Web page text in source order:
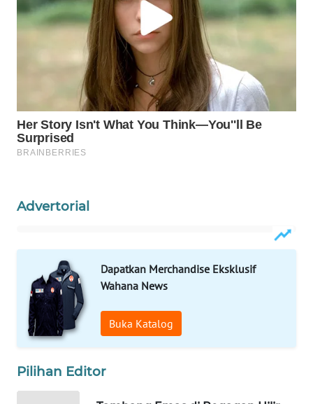
Advertorial
Dapatkan Merchandise Eksklusif
Wahana News
Buka Katalog
Pilihan Editor
KONSUMEN
LISTRIK
MASYARAKAT
KELISTRIKAN
ID
PLN
WATCH
MKLI